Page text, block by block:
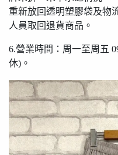
重新放回透明塑膠袋及物
人員取回退貨商品。
6.營業時間：周一至周五
休)。